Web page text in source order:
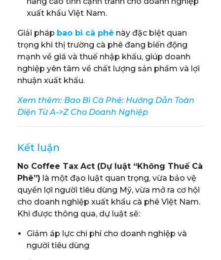
xuất khẩu Việt Nam.
Giải pháp bao bì cà phê này đặc biệt quan
trọng khi thị trường cà phê đang biến động
mạnh về giá và thuế nhập khẩu, giúp doanh
nghiệp yên tâm về chất lượng sản phẩm và lợi
nhuận xuất khẩu.
Xem thêm: Bao Bì Cà Phê: Hướng Dẫn Toàn
Diện Từ A->Z Cho Doanh Nghiệp
Kết luận
No Coffee Tax Act (Dự luật “Không Thuế Cà
Phê”) là một đạo luật quan trọng, vừa bảo vệ
quyền lợi người tiêu dùng Mỹ, vừa mở ra cơ hội
cho doanh nghiệp xuất khẩu cà phê Việt Nam.
Khi được thông qua, dự luật sẽ:
Giảm áp lực chi phí cho doanh nghiệp và
người tiêu dùng